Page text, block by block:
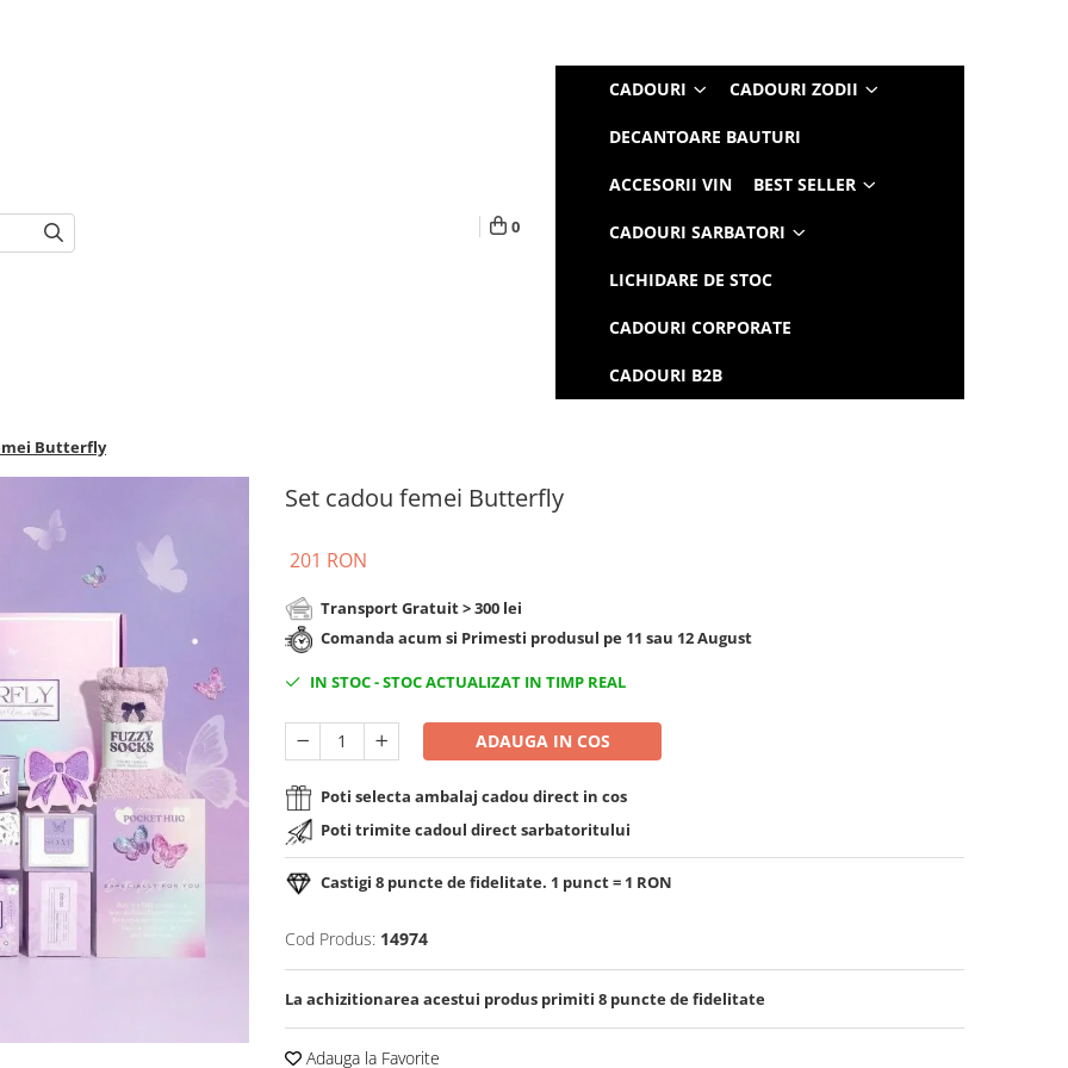
0
CADOURI CADOURI ZODII
DECANTOARE BAUTURI
ACCESORII VIN BEST SELLER
CADOURI SARBATORI
LICHIDARE DE STOC
CADOURI CORPORATE
CADOURI B2B
Butterfly
Set cadou femei Butterfly
201 RON
Transport Gratuit > 300 lei
Comanda acum si Primesti produsul pe 11 sau 12 August
IN STOC-STOC ACTUALIZAT IN TIMP REAL
ADAUGA IN COS
Poti selecta ambalaj cadou direct in cos
Poti trimite cadoul direct sarbatoritului
Castigi 8 puncte de fidelitate. 1 punct = 1 RON
Cod Produs: 14974
La achizitionarea acestui produs primiti 8 puncte de fidelitate
Adauga la Favorite